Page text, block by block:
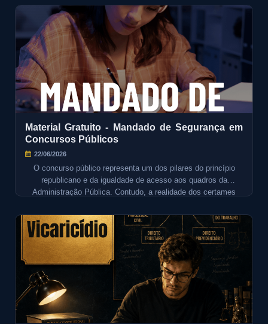
embora exista situação de flagrância, a prisão pode estar
contaminada por ilegalidades decorrentes de buscas ilegais,
ingresso indevido em domicílio, violação de garantias
constitucionais ou falhas procedimentais.
Material Gratuito - Mandado de Segurança em
Concursos Públicos
22/06/2026
O concurso público representa um dos pilares do princípio
republicano e da igualdade de acesso aos quadros da
Administração Pública. Contudo, a realidade dos certames
irregularidades: questões mal formuladas, gabaritos
equivocados, critérios de avaliação obscuros, exigências
editalícias ilegais, preterições indevidas, entre outras
situações que afetam milhares de candidatos anualmente.
Diante dessas circunstâncias, o mandado de segurança
desponta como o instrumento processual mais adequado e
eficaz para a tutela dos direitos líquidos e certos dos
concursandos.